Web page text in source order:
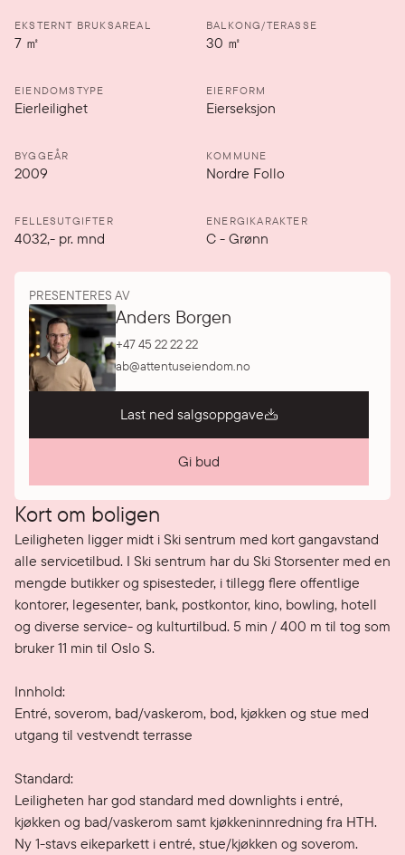
EKSTERNT BRUKSAREAL
7 ㎡
BALKONG/TERASSE
30 ㎡
EIENDOMSTYPE
Eierleilighet
EIERFORM
Eierseksjon
BYGGEÅR
2009
KOMMUNE
Nordre Follo
FELLESUTGIFTER
4032,- pr. mnd
ENERGIKARAKTER
C-Grønn
PRESENTERES AV
Anders Borgen
+47 45 22 22 22
ab@attentuseiendom.no
Last ned salgsoppgave
Gi bud
Kort om boligen
Leiligheten ligger midt i Ski sentrum med kort gangavstand
alle servicetilbud. I Ski sentrum har du Ski Storsenter med en
mengde butikker og spisesteder, i tillegg flere offentlige
kontorer, legesenter, bank, postkontor, kino, bowling, hotell
og diverse service- og kulturtilbud. 5 min / 400 m til tog som
bruker 11 min til Oslo S.
Innhold:
Entré, soverom, bad/vaskerom, bod, kjøkken og stue med
utgang til vestvendt terrasse
Standard:
Leiligheten har god standard med downlights i entré,
kjøkken og bad/vaskerom samt kjøkkeninnredning fra HTH.
Ny 1-stavs eikeparkett i entré, stue/kjøkken og soverom.